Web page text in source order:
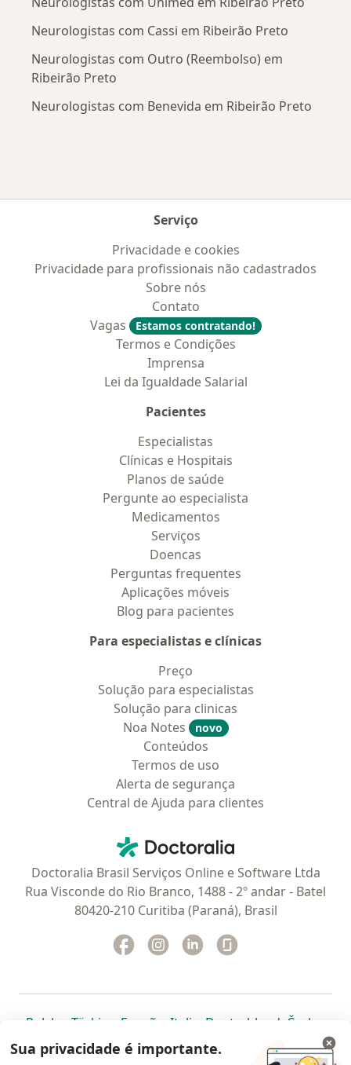
Neurologistas com Cassi em Ribeirão Preto
Neurologistas com Outro (Reembolso) em
Ribeirão Preto
Neurologistas com Benevida em Ribeirão Preto
Serviço
Privacidade e cookies
Privacidade para profissionais não cadastrados
Sobre nós
Contato
Vagas
Estamos contratando!
Termos e Condições
Imprensa
Lei da Igualdade Salarial
Pacientes
Especialistas
Clínicas e Hospitais
Planos de saúde
Pergunte ao especialista
Medicamentos
Serviços
Doencas
Perguntas frequentes
Aplicações móveis
Blog para pacientes
Para especialistas e clínicas
Preço
Solução para especialistas
Solução para clinicas
Noa Notes
novo
Conteúdos
Termos de uso
Alerta de segurança
Central de Ajuda para clientes
Doctoralia - Homepage
Doctoralia Brasil Serviços Online e Software Ltda
Rua Visconde do Rio Branco, 1488 - 2º andar - Batel
80420-210 Curitiba (Paraná), Brasil
Facebook
abre num novo separador
Instagram
abre num novo separador
Linkedin
abre num novo
Polska abre num novo separador
Türkiye abre num novo separador
España abre num novo separador
Italia abre num novo
Deutschlandabre num
Česko
Portugal abre num novo separador
, México abre num novo separador
, abre num novo separador
Brasil abre num novoabre num
abre
Colombia abre num novo
Sua privacidade é importante.